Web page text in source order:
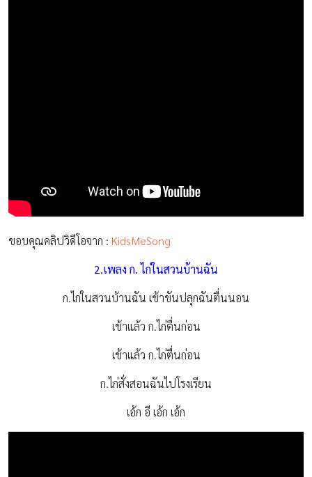
ขอบคุณคลิปวิดีโอจาก : KidsMeSong
2.เพลง ก. ไก่ในสวนบ้านฉัน
ก.ไก่ในสวนบ้านฉัน​ เช้าขันปลุกฉันตื่นนอน​
เช้าแล้ว ก.ไก่ตื่นก่อน
เช้าแล้ว ก.ไก่ตื่นก่อน
ก.ไก่สั่งสอนฉันไปโรงเรียน
เอ้ก อี เอ้ก เอ้ก